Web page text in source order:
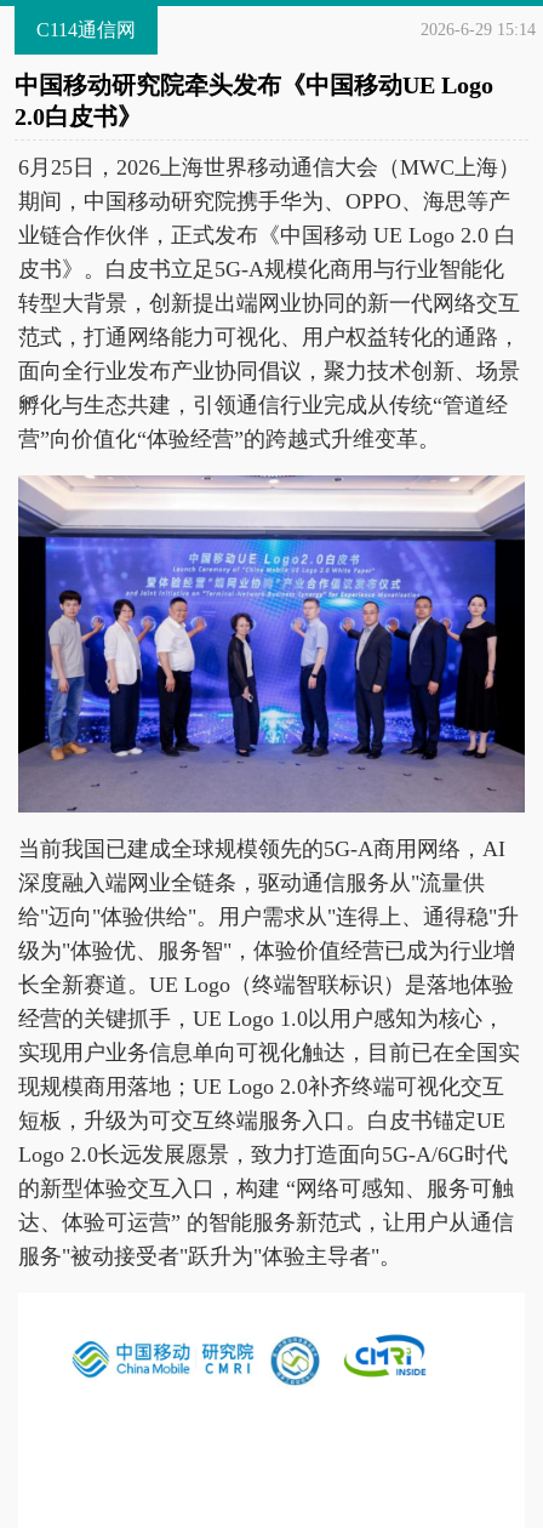
C114通信网 2026-6-29 15:14
中国移动研究院牵头发布《中国移动UE Logo
2.0白皮书》
6月25日，2026上海世界移动通信大会（MWC上海）
期间，中国移动研究院携手华为、OPPO、海思等产
业链合作伙伴，正式发布《中国移动 UE Logo 2.0 白
皮书》。白皮书立足5G-A规模化商用与行业智能化
转型大背景，创新提出端网业协同的新一代网络交互
范式，打通网络能力可视化、用户权益转化的通路，
面向全行业发布产业协同倡议，聚力技术创新、场景
孵化与生态共建，引领通信行业完成从传统“管道经
营”向价值化“体验经营”的跨越式升维变革。
当前我国已建成全球规模领先的5G-A商用网络，AI
深度融入端网业全链条，驱动通信服务从"流量供
给"迈向"体验供给"。用户需求从"连得上、通得稳"升
级为"体验优、服务智"，体验价值经营已成为行业增
长全新赛道。UE Logo（终端智联标识）是落地体验
经营的关键抓手，UE Logo 1.0以用户感知为核心，
实现用户业务信息单向可视化触达，目前已在全国实
现规模商用落地；UE Logo 2.0补齐终端可视化交互
短板，升级为可交互终端服务入口。白皮书锚定UE
Logo 2.0长远发展愿景，致力打造面向5G-A/6G时代
的新型体验交互入口，构建 “网络可感知、服务可触
达、体验可运营” 的智能服务新范式，让用户从通信
服务"被动接受者"跃升为"体验主导者"。